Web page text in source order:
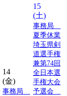
14
(金)
事務局
15
(土)
事務局
夏季休業
埼玉県剣
道選手権
兼第74回
全日本選
手権大会
予選会